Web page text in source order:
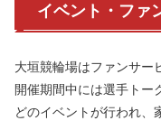
イベント・ファ
大垣競輪場はファンサー
開催期間中には選手トー
どのイベントが行われ、